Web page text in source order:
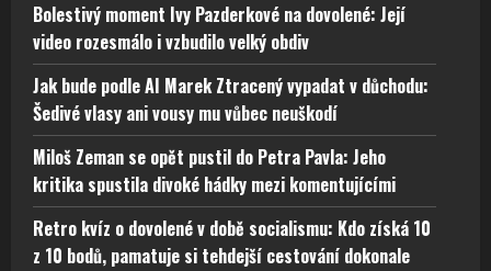
Bolestivý moment Ivy Pazderkové na dovolené: Její
video rozesmálo i vzbudilo velký obdiv
Jak bude podle AI Marek Ztracený vypadat v důchodu:
Šedivé vlasy ani vousy mu vůbec neuškodí
Miloš Zeman se opět pustil do Petra Pavla: Jeho
kritika spustila divoké hádky mezi komentujícími
Retro kvíz o dovolené v době socialismu: Kdo získá 10
z 10 bodů, pamatuje si tehdejší cestování dokonale